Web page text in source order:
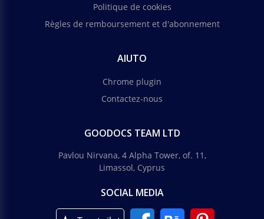
Politique de cookies
Règles de remboursement et d'abonnement
AIUTO
Chrome plugin
Contactez-nous
GOODOCS TEAM LTD
Pavlou Nirvana, 4 Alpha Tower, of. 11,
Limassol, Cyprus
SOCIAL MEDIA